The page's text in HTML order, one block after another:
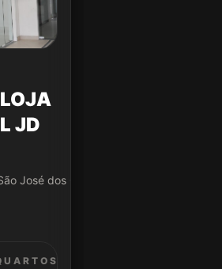
JD
José dos Campos/SP